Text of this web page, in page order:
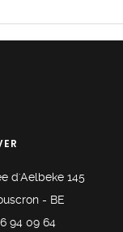
d'Aelbeke 145
- BE
94 09 64